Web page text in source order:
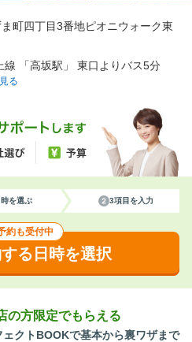
町四丁目3番地ピオニウォーク東
線 「高坂駅」 東口よりバス5分
る
を選ぶ 3項目を入力
約も受付中
る日時を選択
の方限定でもらえる
クトBOOKで基本から裏ワザまで